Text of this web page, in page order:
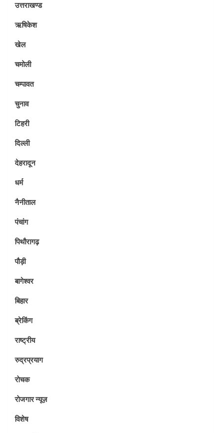
उत्तराखण्ड
ऋषिकेश
खेल
चमोली
चम्पावत
चुनाव
टिहरी
दिल्ली
देहरादून
धर्म
नैनीताल
पंचांग
पिथौरागढ़
पौड़ी
बागेश्वर
बिहार
ब्रेकिंग
राष्ट्रीय
रुद्रप्रयाग
रोचक
रोजगार न्यूज़
विशेष